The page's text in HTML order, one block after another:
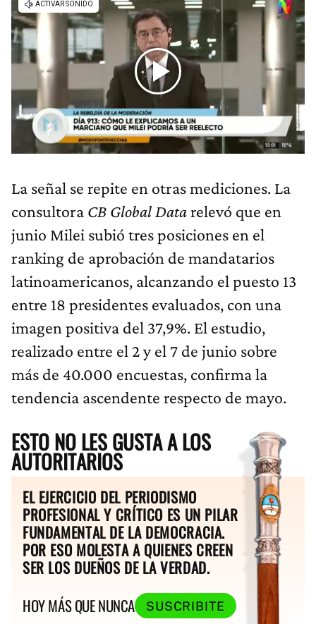
La señal se repite en otras mediciones. La
consultora CB Global Datarelevó que en
junio Milei subió tres posiciones en el
ranking de aprobación de mandatarios
latinoamericanos, alcanzando el puesto 13
entre 18 presidentes evaluados, con una
imagen positiva del 37,9%. El estudio,
realizado entre el 2 y el 7 de junio sobre
más de 40.000 encuestas, confirma la
tendencia ascendente respecto de mayo.
ESTO NO LES GUSTA A LOS
AUTORITARIOS
EL EJERCICIO DEL PERIODISMO
PROFESIONAL Y CRÍTICO ES UN PILAR
FUNDAMENTAL DE LA DEMOCRACIA.
POR ESO MOLESTA A QUIENES CREEN
SER LOS DUEÑOS DE LA VERDAD.
HOY MÁS QUE NUNCA
SUSCRIBITE